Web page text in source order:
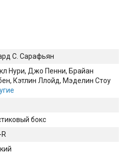
С. Сарафьян
Нури, Джо Пенни, Брайан
, Кэтлин Ллойд, Мэделин Стоу
бокс